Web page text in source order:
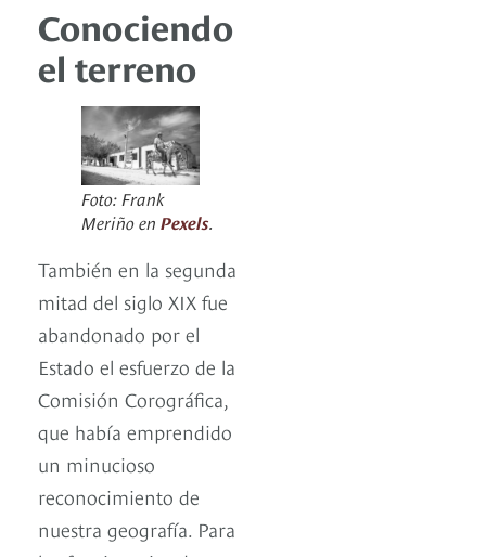
Conociendo
el terreno
Foto: Frank
Meriño en Pexels
También en la segunda
mitad del siglo XIX fue
abandonado por el
Estado el esfuerzo de la
Comisión Corográfica,
que había emprendido
un minucioso
reconocimiento de
nuestra geografía. Para